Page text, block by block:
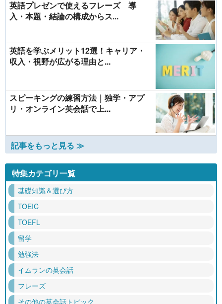
英語プレゼンで使えるフレーズ 導
入・本題・結論の構成からス...
英語を学ぶメリット12選！キャリア・
収入・視野が広がる理由と...
スピーキングの練習方法｜独学・アプ
リ・オンライン英会話で上...
記事をもっと見る ≫
特集カテゴリ一覧
基礎知識＆選び方
TOEIC
TOEFL
留学
勉強法
イムランの英会話
フレーズ
その他の英会話トピック